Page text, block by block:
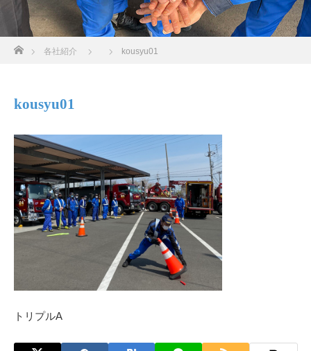
ホーム
各社紹介 kousyu01
kousyu01
トリプルA